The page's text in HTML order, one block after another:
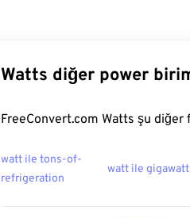
Watts diğer power
FreeConvert.com Watts şu
watt ile tons-of-
refrigeration
watt ile